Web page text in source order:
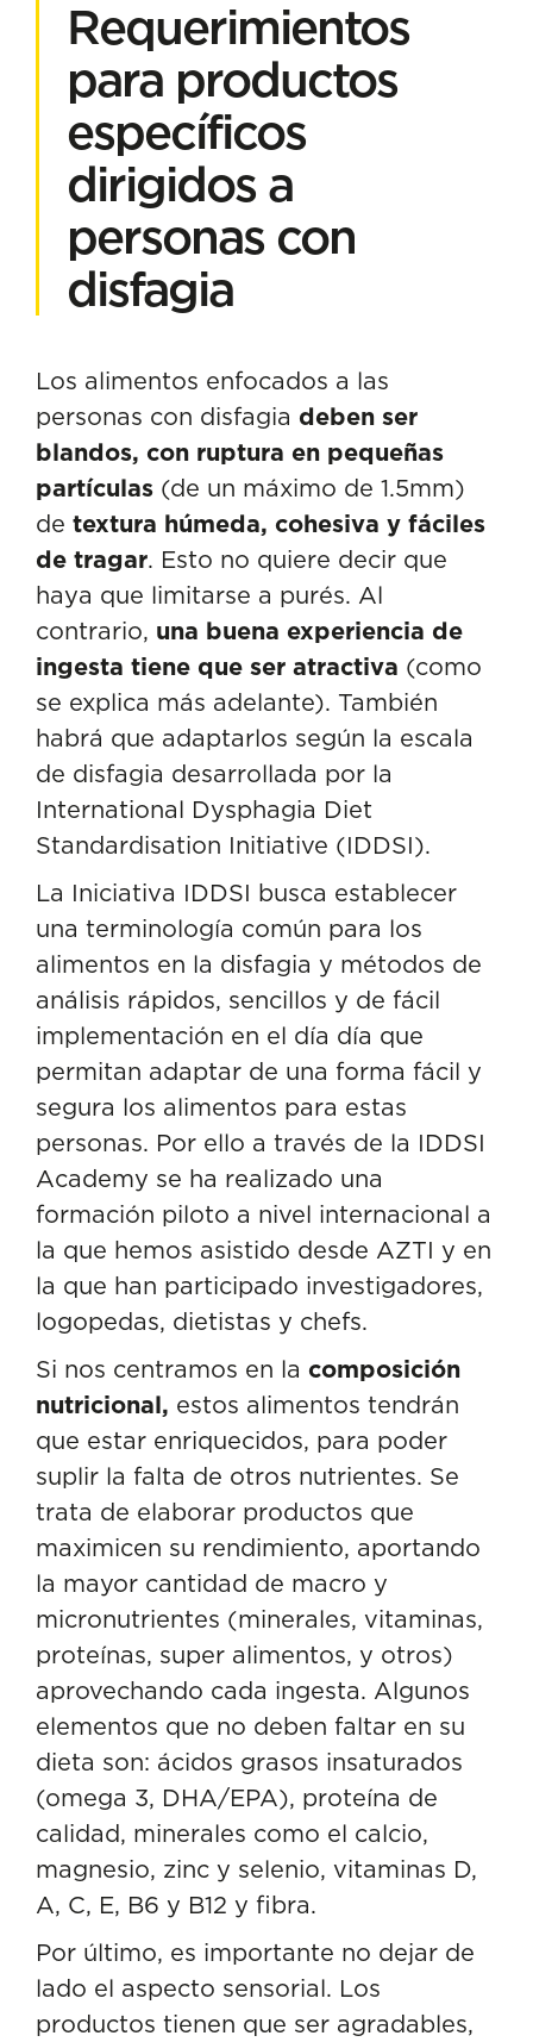
Requerimientos
para productos
específicos
dirigidos a
personas con
disfagia
Los alimentos enfocados a las
personas con disfagia deben ser
blandos, con ruptura en pequeñas
partículas (de un máximo de 1.5mm)
de textura húmeda, cohesiva y fáciles
de tragar. Esto no quiere decir que
haya que limitarse a purés. Al
contrario, una buena experiencia de
ingesta tiene que ser atractiva (como
se explica más adelante). También
habrá que adaptarlos según la escala
de disfagia desarrollada por la
International Dysphagia Diet
Standardisation Initiative (IDDSI).
La Iniciativa IDDSI busca establecer
una terminología común para los
alimentos en la disfagia y métodos de
análisis rápidos, sencillos y de fácil
implementación en el día día que
permitan adaptar de una forma fácil y
segura los alimentos para estas
personas. Por ello a través de la IDDSI
Academy se ha realizado una
formación piloto a nivel internacional a
la que hemos asistido desde AZTI y en
la que han participado investigadores,
logopedas, dietistas y chefs.
Si nos centramos en la composición
nutricional, estos alimentos tendrán
que estar enriquecidos, para poder
suplir la falta de otros nutrientes. Se
trata de elaborar productos que
maximicen su rendimiento, aportando
la mayor cantidad de macro y
micronutrientes (minerales, vitaminas,
proteínas, super alimentos, y otros)
aprovechando cada ingesta. Algunos
elementos que no deben faltar en su
dieta son: ácidos grasos insaturados
(omega 3, DHA/EPA), proteína de
calidad, minerales como el calcio,
magnesio, zinc y selenio, vitaminas D,
A, C, E, B6 y B12 y fibra.
Por último, es importante no dejar de
lado el aspecto sensorial. Los
productos tienen que ser agradables,